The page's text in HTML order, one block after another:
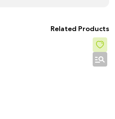
Related Products